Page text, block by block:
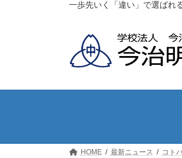
キ
に
一歩先いく「違い」で選ばれ
HOME 最新ニュース コト